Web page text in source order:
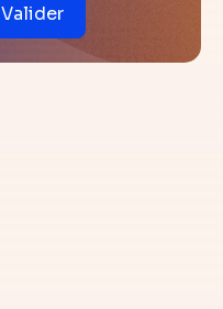
Valider